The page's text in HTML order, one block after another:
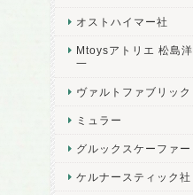
オストハイマー社
Mtoysアトリエ 松島洋
一
ヴァルトファブリック
ミュラー
グルックスケーファー
ケルナースティック社